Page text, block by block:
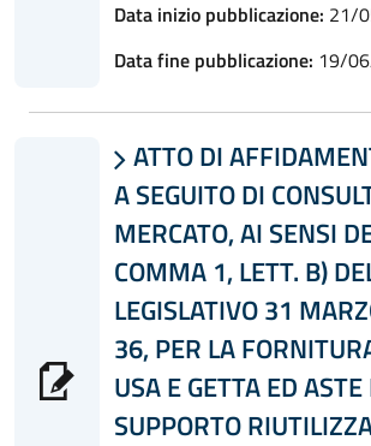
Data inizio pubblicazione: 21/
Data fine pubblicazione: 19/
 ATTO DI
A SEGUITO DI
MERCATO, AI SENSI
COMMA 1, LETT. B)
LEGISLATIVO 31
36, PER LA
USA E GETTA ED ASTE
SUPPORTO